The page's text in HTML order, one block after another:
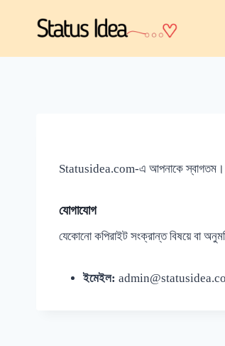
Statusidea.com-এ আপনাকে স্বাগতম।
যোগাযোগ
যেকোনো কপিরাইট সংক্রান্ত বিষয়ে বা
ইমেইল: